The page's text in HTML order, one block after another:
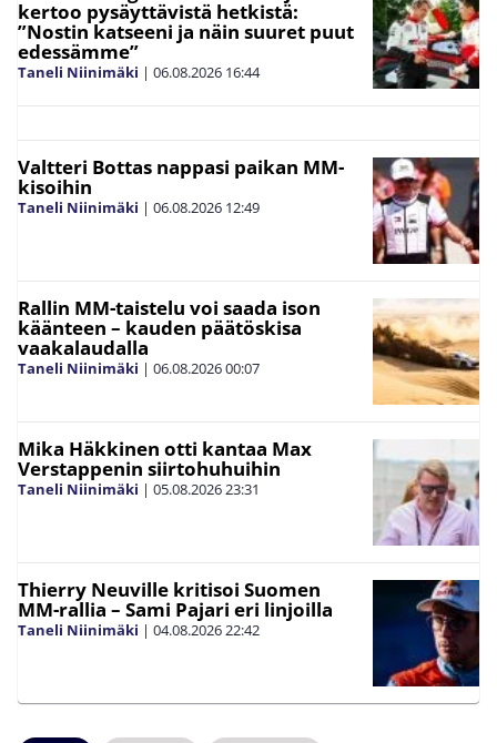
kertoo pysäyttävistä hetkistä:
”Nostin katseeni ja näin suuret puut
edessämme”
Taneli Niinimäki | 06.08.2026 16:44
Valtteri Bottas nappasi paikan MM-
kisoihin
Taneli Niinimäki | 06.08.2026 12:49
Rallin MM-taistelu voi saada ison
käänteen – kauden päätöskisa
vaakalaudalla
Taneli Niinimäki | 06.08.202600:07
Mika Häkkinen otti kantaa Max
Verstappenin siirtohuhuihin
Taneli Niinimäki | 05.08.202623:31
Thierry Neuville kritisoi Suomen
MM-rallia – Sami Pajari eri linjoilla
Taneli Niinimäki | 04.08.202622:42